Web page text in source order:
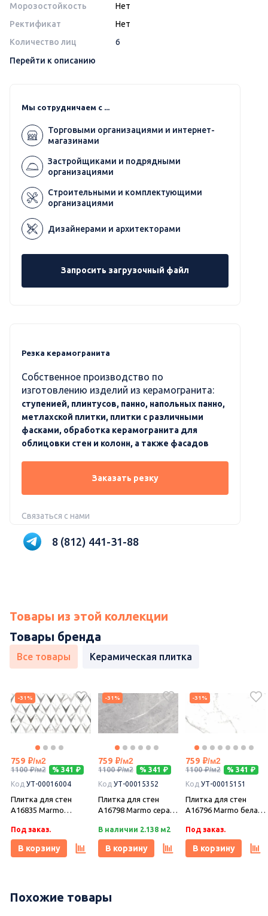
Морозостойкость
Нет
Ректификат
Нет
Количество лиц
6
Перейти к описанию
Мы сотрудничаем с ...
Торговыми организациями и интернет-
магазинами
Застройщиками и подрядными
организациями
Строительными и комплектующими
организациями
Дизайнерами и архитекторами
Запросить загрузочный файл
Резка керамогранита
Собственное производство по
изготовлению изделий из керамогранита:
ступенией, плинтусов, панно, напольных панно,
метлахской плитки, плитки с различными
фасками, обработка керамогранита для
облицовки стен и колонн, а также фасадов
Заказать резку
Связаться с нами
8 (812) 441-31-88
Товары из этой коллекции
Товары бренда
Все товары Керамическая плитка
-31%
759
1100
% 341
Код УТ-00016004
Плитка для стен
A16835 Marmo
Под заказ.
В корзину
-31%
759
1100
% 341
Код УТ-00015352
Плитка для стен
A16798 Marmo серая
В наличии 2.138 м2
В корзину
-31%
759
1100
% 341
Код УТ-00015151
Плитка для стен
A16796 Marmo белая
Под заказ.
В корзину
Похожие товары